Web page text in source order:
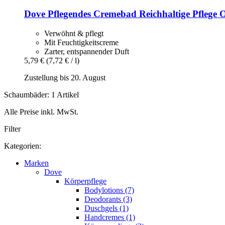
Dove Pflegendes Cremebad Reichhaltige Pflege
Verwöhnt & pflegt
Mit Feuchtigkeitscreme
Zarter, entspannender Duft
5,79 € (7,72 € / l)
Zustellung bis 20. August
Schaumbäder: 1 Artikel
Alle Preise inkl. MwSt.
Filter
Kategorien:
Marken
Dove
Körperpflege
Bodylotions (7)
Deodorants (3)
Duschgels (1)
Handcremes (1)